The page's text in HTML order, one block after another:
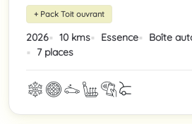
+ Pack Toit ouvrant
2026 10 kms Essence Boîte
7 places